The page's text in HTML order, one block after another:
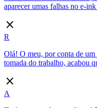
aparecer umas falhas no e-
close
R
Olá! O meu, por conta de
tomada do trabalho, acabou
close
A